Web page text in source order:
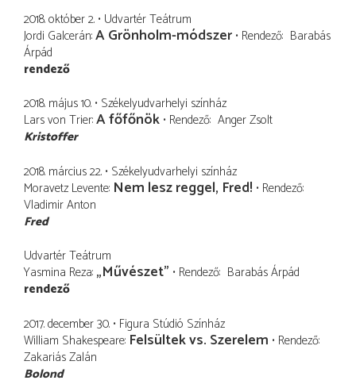
2018. október 2. Udvartér Teátrum
Jordi Galcerán A Grönholm-módszer Rendező Barabás
Árpád
rendező
2018. május 10. Székelyudvarhelyi színház
Lars von Trier A főfőnök Rendező Anger Zsolt
Kristoffer
2018. március 22. Székelyudvarhelyi színház
Moravetz Levente Nem lesz reggel, Fred! Rendező
Vladimir Anton
Fred
Udvartér Teátrum
Yasmina Reza „Művészet” Rendező Barabás Árpád
rendező
2017. december 30. Figura Stúdió Színház
William Shakespeare Felsültek vs. Szerelem Rendező
Zakariás Zalán
Bolond